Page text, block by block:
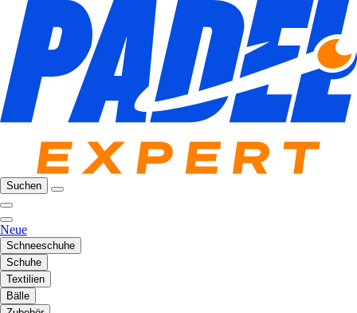
Suchen
Neue
Schneeschuhe
Schuhe
Textilien
Bälle